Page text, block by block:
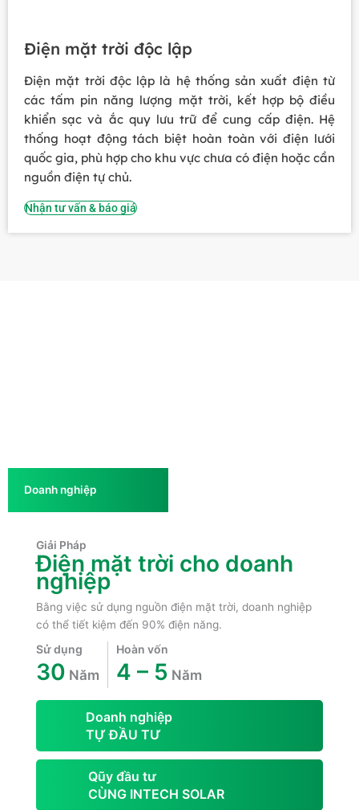
Điện mặt trời độc lập
Điện mặt trời độc lập là hệ thống sản xuất điện từ
các tấm pin năng lượng mặt trời, kết hợp bộ điều
khiển sạc và ắc quy lưu trữ để cung cấp điện. Hệ
thống hoạt động tách biệt hoàn toàn với điện lưới
quốc gia, phù hợp cho khu vực chưa có điện hoặc cần
nguồn điện tự chủ.
Nhận tư vấn & báo giá
Doanh nghiệp
Giải Pháp
Điện mặt trời cho doanh
nghiệp
Bằng việc sử dụng nguồn điện mặt trời, doanh nghiệp
có thể tiết kiệm đến 90% điện năng.
Sử dụng
30 Năm
Hoàn vốn
4 – 5 Năm
Doanh nghiệp
TỰ ĐẦU TƯ
Qũy đầu tư
CÙNG INTECH SOLAR